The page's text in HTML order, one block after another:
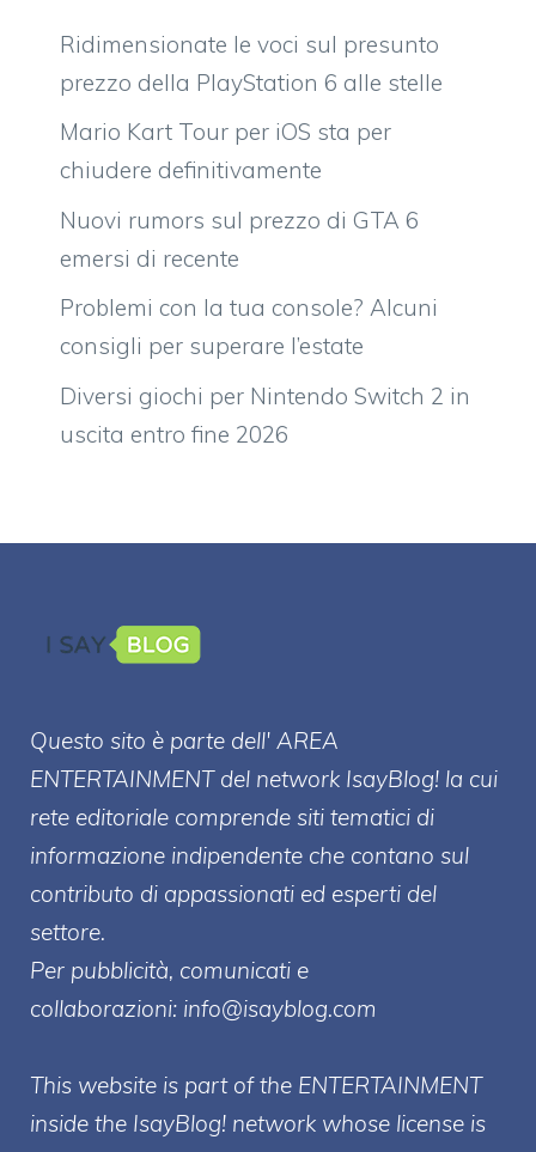
Ridimensionate le voci sul presunto
prezzo della PlayStation 6 alle stelle
Mario Kart Tour per iOS sta per
chiudere definitivamente
Nuovi rumors sul prezzo di GTA 6
emersi di recente
Problemi con la tua console? Alcuni
consigli per superare l’estate
Diversi giochi per Nintendo Switch 2 in
uscita entro fine 2026
Questo sito è parte dell' AREA
ENTERTAINMENT del network IsayBlog! la cui
rete editoriale comprende siti tematici di
informazione indipendente che contano sul
contributo di appassionati ed esperti del
settore.
Per pubblicità, comunicati e
collaborazioni: info@isayblog.com
This website is part of the ENTERTAINMENT
inside the IsayBlog! network whose license is